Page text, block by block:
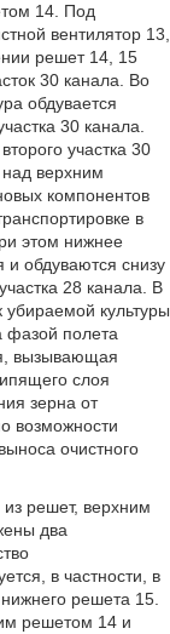
14. Под
вентилятор 13,
решет 14, 15
30 канала. Во
обдувается
30 канала.
участка 30
верхним
компонентов
в
этом нижнее
обдуваются снизу
28 канала. В
убираемой культуры
фазой полета
вызывающая
слоя
зерна от
возможности
очистного
решет, верхним
два
в частности, в
решета 15.
решетом 14 и